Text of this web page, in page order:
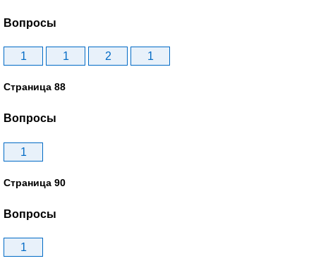
Вопросы
1 1 2 1
Страница 88
Вопросы
1
Страница 90
Вопросы
1